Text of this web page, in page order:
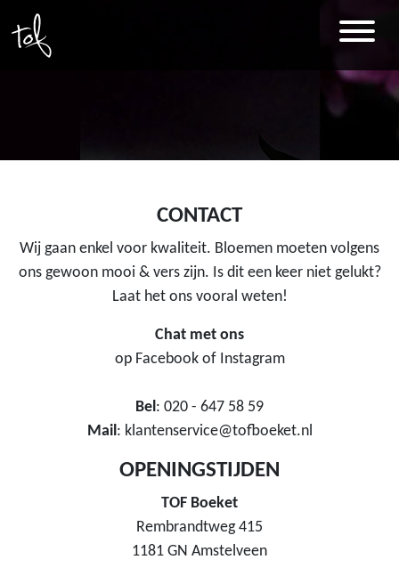
CONTACT
Wij gaan enkel voor kwaliteit. Bloemen moeten volgens
ons gewoon mooi & vers zijn. Is dit een keer niet gelukt?
Laat het ons vooral weten!
Chat met ons
op Facebook of Instagram
Bel: 020 - 647 58 59
Mail: klantenservice@tofboeket.nl
OPENINGSTIJDEN
TOF Boeket
Rembrandtweg 415
1181 GN Amstelveen